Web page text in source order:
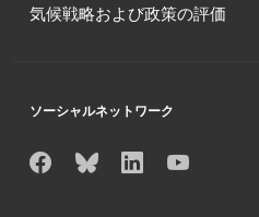
気候戦略および政策の評価
ソーシャルネットワーク